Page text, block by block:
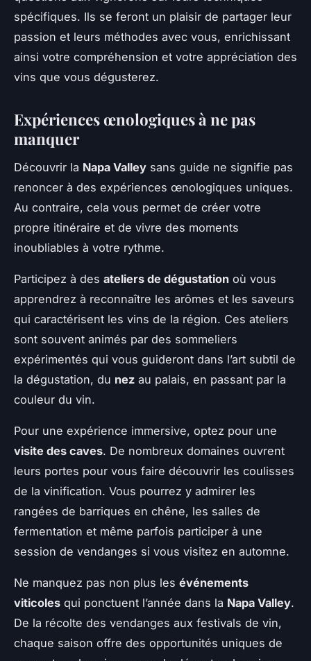
spécifiques. Ils se feront un plaisir de partager leur
passion et leurs méthodes avec vous, enrichissant
ainsi votre compréhension et votre appréciation des
vins que vous dégusterez.
Expériences œnologiques à ne pas
manquer
Découvrir la Napa Valley sans guide ne signifie pas
renoncer à des expériences œnologiques uniques.
Au contraire, cela vous permet de créer votre
propre itinéraire et de vivre des moments
inoubliables à votre rythme.
Participez à des ateliers de dégustation où vous
apprendrez à reconnaître les arômes et les saveurs
qui caractérisent les vins de la région. Ces ateliers
sont souvent animés par des sommeliers
expérimentés qui vous guideront dans l’art subtil de
la dégustation, du nez au palais, en passant par la
couleur du vin.
Pour une expérience immersive, optez pour une
visite des caves. De nombreux domaines ouvrent
leurs portes pour vous faire découvrir les coulisses
de la vinification. Vous pourrez y admirer les
rangées de barriques en chêne, les salles de
fermentation et même parfois participer à une
session de vendanges si vous visitez en automne.
Ne manquez pas non plus les événements
viticoles qui ponctuent l’année dans la Napa Valley.
De la récolte des vendanges aux festivals de vin,
chaque saison offre des opportunités uniques de